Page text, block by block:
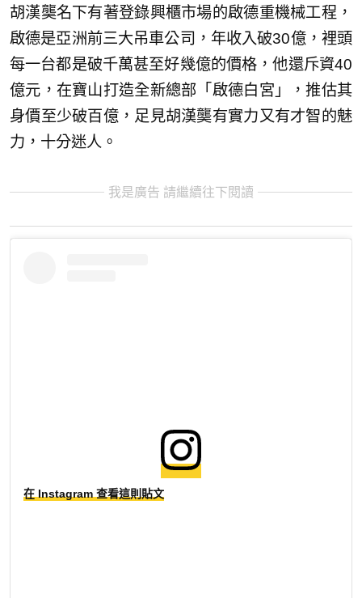
胡漢龑名下有著登錄興櫃市場的啟德重機械工程，
啟德是亞洲前三大吊車公司，年收入破30億，裡頭
每一台都是破千萬甚至好幾億的價格，他還斥資40
億元，在寶山打造全新總部「啟德白宮」，推估其
身價至少破百億，足見胡漢龑有實力又有才智的魅
力，十分迷人。
我是廣告 請繼續往下閱讀
在 Instagram 查看這則貼文